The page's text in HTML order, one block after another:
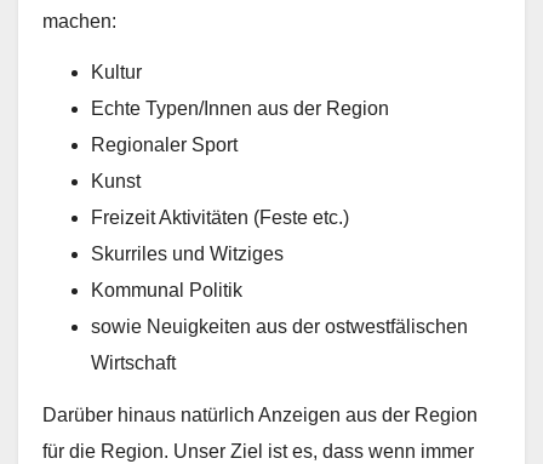
machen:
Kultur
Echte Typen/Innen aus der Region
Regionaler Sport
Kunst
Freizeit Aktivitäten (Feste etc.)
Skurriles und Witziges
Kommunal Politik
sowie Neuigkeiten aus der ostwestfälischen
Wirtschaft
Darüber hinaus natürlich Anzeigen aus der Region
für die Region. Unser Ziel ist es, dass wenn immer